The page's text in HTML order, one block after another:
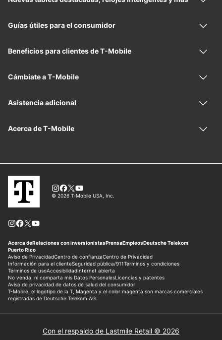
Con el respaldo de Lastmile Retail © 2026